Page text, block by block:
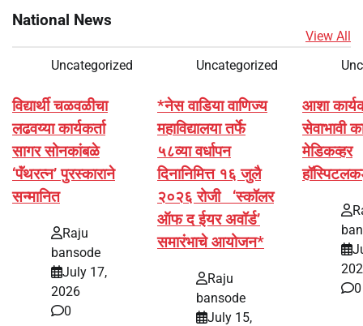
National News
View All
Uncategorized
विद्यार्थी चळवळीचा
लढवय्या कार्यकर्ता
सागर सोनकांबळे
‘पॅंथरत्न’ पुरस्काराने
सन्मानित
Raju
bansode
July 17,
2026
0
Uncategorized
*नेस वाडिया वाणिज्य
महाविद्यालया तर्फे
५८व्या वर्धापन
दिनानिमित्त १६ जुलै
२०२६ रोजी ‘स्कॉलर
ऑफ द ईयर अवॉर्ड’
समारंभाचे आयोजन*
Raju
bansode
July 15,
आशा
सेवाभावी
मेडिकव्हर
0